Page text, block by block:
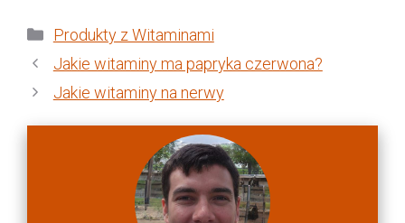
Kategorie
Produkty z Witaminami
Jakie witaminy ma papryka czerwona?
Jakie witaminy na nerwy